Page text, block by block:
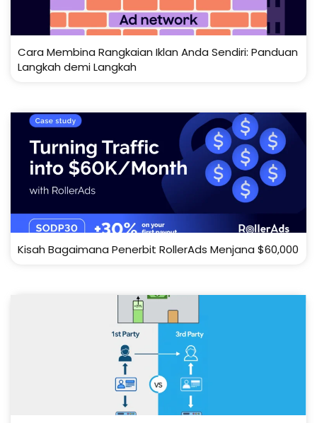
Cara Membina Rangkaian Iklan Anda Sendiri: Panduan
Langkah demi Langkah
Kisah Bagaimana Penerbit RollerAds Menjana $60,000